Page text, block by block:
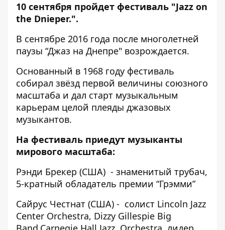
10 сентября пройдет фестиваль "Jazz on
the Dnieper.".
В сентябре 2016 года после многолетней
паузы “Джаз на Днепре" возрождается.
Основанный в 1968 году фестиваль
собирал звёзд первой величины союзного
масштаба и дал старт музыкальным
карьерам целой плеяды джазовых
музыкантов.
На фестиваль приедут музыканты
мирового масштаба:
Рэнди Брекер (США) - знаменитый трубач,
5-кратный обладатель премии “Грэмми”
Сайрус Честнат (США) - солист Lincoln Jazz
Center Orchestra, Dizzy Gillespie Big